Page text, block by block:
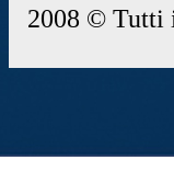
2008 © Tutti